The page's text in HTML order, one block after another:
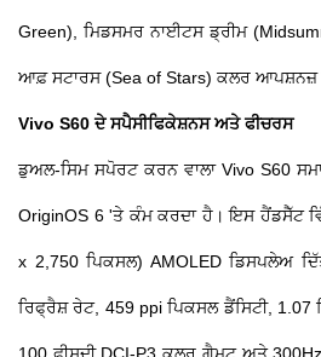
Green), ਮਿਡਸਮਰ ਨਾਈਟਸ ਡ੍ਰੀਮ
ਆਫ਼ ਸਟਾਰਸ (Sea of Stars) ਕਲਰ ਆਪਸ਼ਨਜ਼
Vivo S60 ਦੇ ਸਪੈਸੀਫਿਕੇਸ਼ਨਸ ਅਤੇ ਫੀਚਰਸ
ਡੁਅਲ-ਸਿਮ ਸਪੋਰਟ ਕਰਨ ਵਾਲਾ Vivo S60
OriginOS 6 'ਤੇ ਕੰਮ ਕਰਦਾ ਹੈ। ਇਸ ਹੈਂਡਸੈੱਟ
x 2,750 ਪਿਕਸਲ) AMOLED ਡਿਸਪਲੇਅ
ਰਿਫ੍ਰੈਸ਼ ਰੇਟ, 459 ppi ਪਿਕਸਲ ਡੈਂਸਿਟੀ,
100 ਫੀਸਦੀ DCI-P3 ਕਲਰ ਗੈਮਟ ਅਤੇ